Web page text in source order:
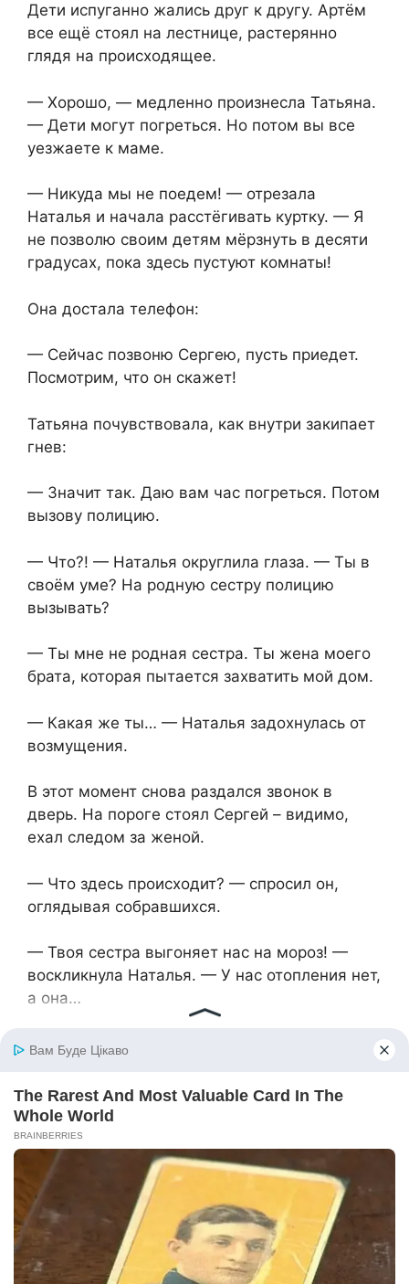
Дети испуганно жались друг к другу. Артём
все ещё стоял на лестнице, растерянно
глядя на происходящее.
— Хорошо, — медленно произнесла Татьяна.
— Дети могут погреться. Но потом вы все
уезжаете к маме.
— Никуда мы не поедем! — отрезала
Наталья и начала расстёгивать куртку. — Я
не позволю своим детям мёрзнуть в десяти
градусах, пока здесь пустуют комнаты!
Она достала телефон:
— Сейчас позвоню Сергею, пусть приедет.
Посмотрим, что он скажет!
Татьяна почувствовала, как внутри закипает
гнев:
— Значит так. Даю вам час погреться. Потом
вызову полицию.
— Что?! — Наталья округлила глаза. — Ты в
своём уме? На родную сестру полицию
вызывать?
— Ты мне не родная сестра. Ты жена моего
брата, которая пытается захватить мой дом.
— Какая же ты… — Наталья задохнулась от
возмущения.
В этот момент снова раздался звонок в
дверь. На пороге стоял Сергей – видимо,
ехал следом за женой.
— Что здесь происходит? — спросил он,
оглядывая собравшихся.
— Твоя сестра выгоняет нас на мороз! —
воскликнула Наталья. — У нас отопления нет,
а она…
— У вас есть куда поехать, — перебила
угодно.
Сергей попытался взять ситуацию в свои
руки:
— Так, давайте все успокоимся. Таня, нельзя
же так. Дети замёрзли…
— Нет, Сергей, — Татьяна посмотрела брату